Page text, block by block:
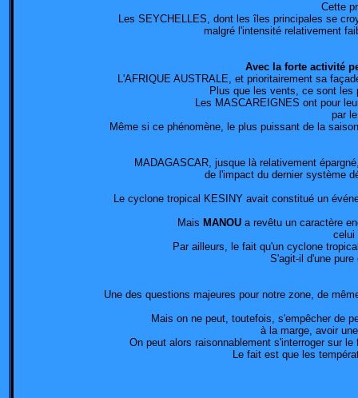
Cette
Les SEYCHELLES, dont les îles principales se
malgré l'intensité relativement
Avec la forte activité
L'AFRIQUE AUSTRALE, et prioritairement sa
Plus que les vents, ce sont
Les MASCAREIGNES ont pour
par
Même si ce phénomène, le plus puissant de la
MADAGASCAR, jusque là relativement
de l'impact du dernier système
Le cyclone tropical KESINY avait constitué un
Mais MANOUa revêtu un caractère
celui
Par ailleurs, le fait qu'un cyclone
S'agit-il d'une
Une des questions majeures pour notre zone, de
Mais on ne peut, toutefois, s'empêcher de
à la marge, avoir
On peut alors raisonnablement s'interroger sur
Le fait est que les